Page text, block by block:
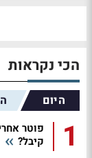
הכי נקראות
היום
1
קיבל?